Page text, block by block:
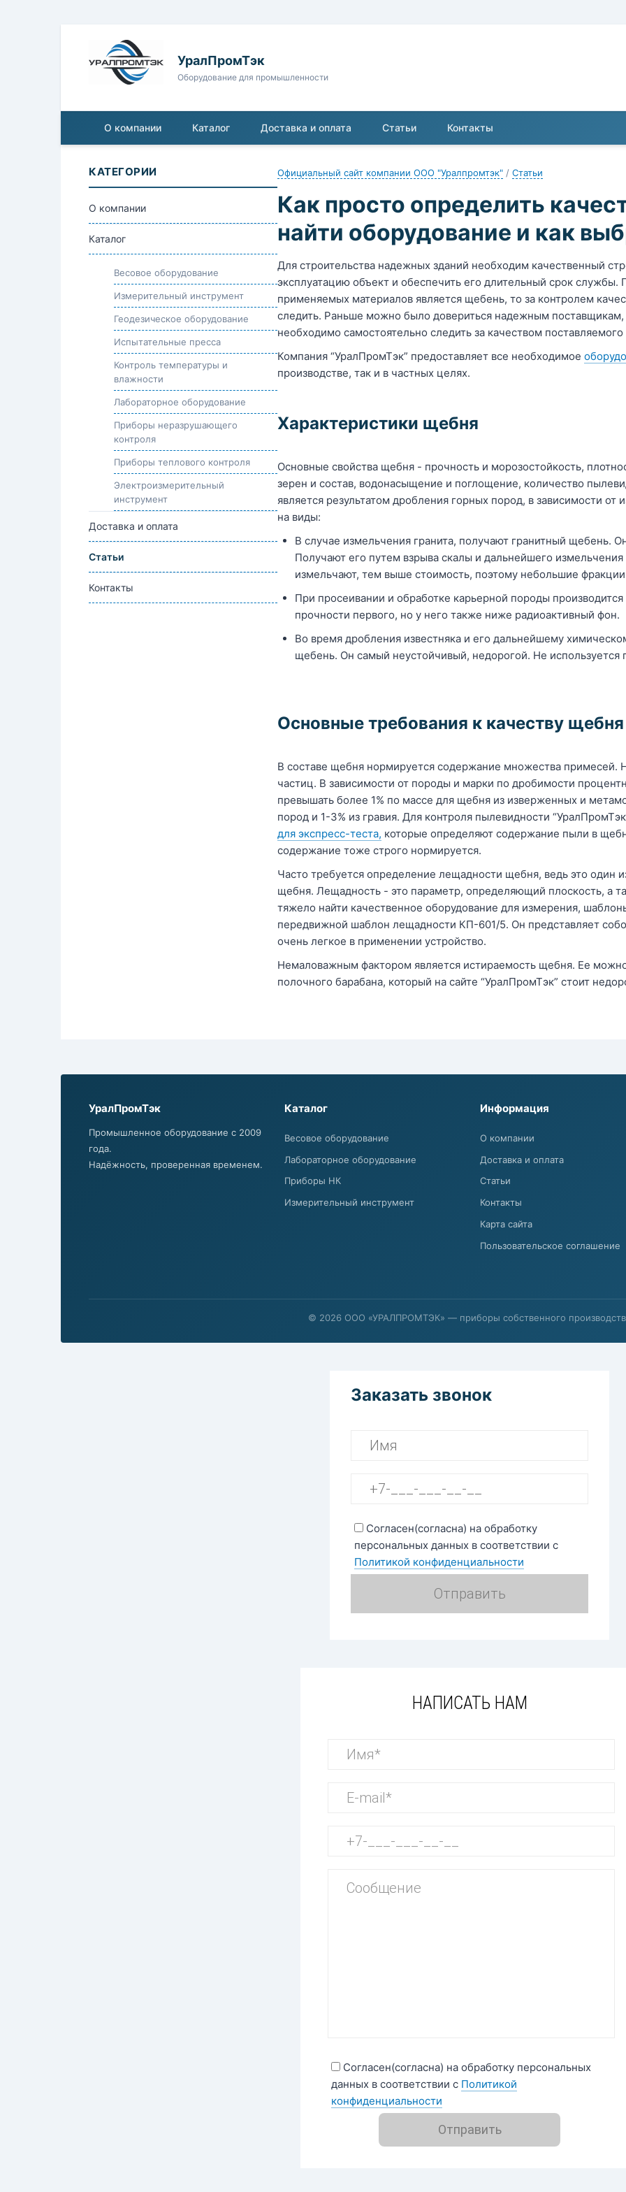
УралПромТэк
Оборудование для промышленности
О компании Каталог Доставка и оплата Статьи Контакты
КАТЕГОРИИ
О компании
Каталог
Весовое оборудование
Измерительный инструмент
Геодезическое оборудование
Испытательные пресса
Контроль температуры и
влажности
Лабораторное оборудование
Приборы неразрушающего
контроля
Приборы теплового контроля
Электроизмерительный
инструмент
Доставка и оплата
Статьи
Контакты
Официальный сайт компании ООО "Уралпромтэк" / Статьи
Как просто определить
найти оборудование и как
Для строительства надежных зданий необходим качественный
эксплуатацию объект и обеспечить его длительный срок службы.
применяемых материалов является щебень, то за контролем
следить. Раньше можно было довериться надежным
необходимо самостоятельно следить за качеством
Компания “УралПромТэк” предоставляет все необходимое
производстве, так и в частных целях.
Характеристики щебня
Основные свойства щебня - прочность и морозостойкость,
зерен и состав, водонасыщение и поглощение, количество
является результатом дробления горных пород, в зависимости от
на виды:
В случае измельчения гранита, получают гранитный щебень.
Получают его путем взрыва скалы и дальнейшего
измельчают, тем выше стоимость, поэтому небольшие
При просеивании и обработке карьерной породы
прочности первого, но у него также ниже радиоактивный фон.
Во время дробления известняка и его дальнейшему
щебень. Он самый неустойчивый, недорогой. Не используется
Основные требования к качеству щебня
В составе щебня нормируется содержание множества примесей.
частиц. В зависимости от породы и марки по дробимости
превышать более 1% по массе для щебня из изверженных и
пород и 1-3% из гравия. Для контроля пылевидности
для экспресс-теста, которые определяют содержание пыли в
содержание тоже строго нормируется.
Часто требуется определение лещадности щебня, ведь это один
щебня. Лещадность - это параметр, определяющий плоскость, а
тяжело найти качественное оборудование для измерения,
передвижной шаблон лещадности КП-601/5. Он представляет
очень легкое в применении устройство.
Немаловажным фактором является истираемость щебня. Ее
полочного барабана, который на сайте “УралПромТэк” стоит
УралПромТэк
Промышленное оборудование с 2009
года.
Надёжность, проверенная временем.
Каталог
Весовое оборудование
Лабораторное оборудование
Приборы НК
Измерительный инструмент
Информация
О компании
Доставка и оплата
Статьи
Контакты
Карта сайта
Пользовательское соглашение
© 2026 ООО «УРАЛПРОМТЭК» — приборы собственного
Заказать звонок
Согласен(согласна) на обработку
персональных данных в соответствии с
Политикой конфиденциальности
НАПИСАТЬ НАМ
Согласен(согласна) на обработку персональных
данных в соответствии с Политикой
конфиденциальности